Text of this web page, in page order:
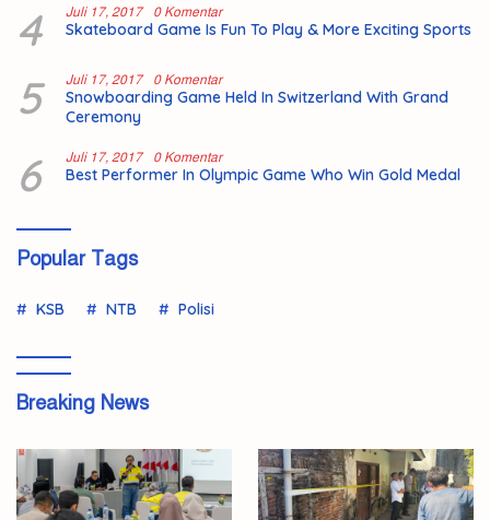
4 Juli 17, 2017 0 Komentar
Skateboard Game Is Fun To Play & More Exciting Sports
5 Juli 17, 2017 0 Komentar
Snowboarding Game Held In Switzerland With Grand
Ceremony
6 Juli 17, 2017 0 Komentar
Best Performer In Olympic Game Who Win Gold Medal
Popular Tags
KSB NTB Polisi
Breaking News